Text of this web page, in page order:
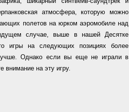
атмосфера, которую можно
полетов на юрком аэромобиле над
случае, выше в нашей Десятке
игры на следующих позициях более
Однако если вы еще не играли в
внимание на эту игру.